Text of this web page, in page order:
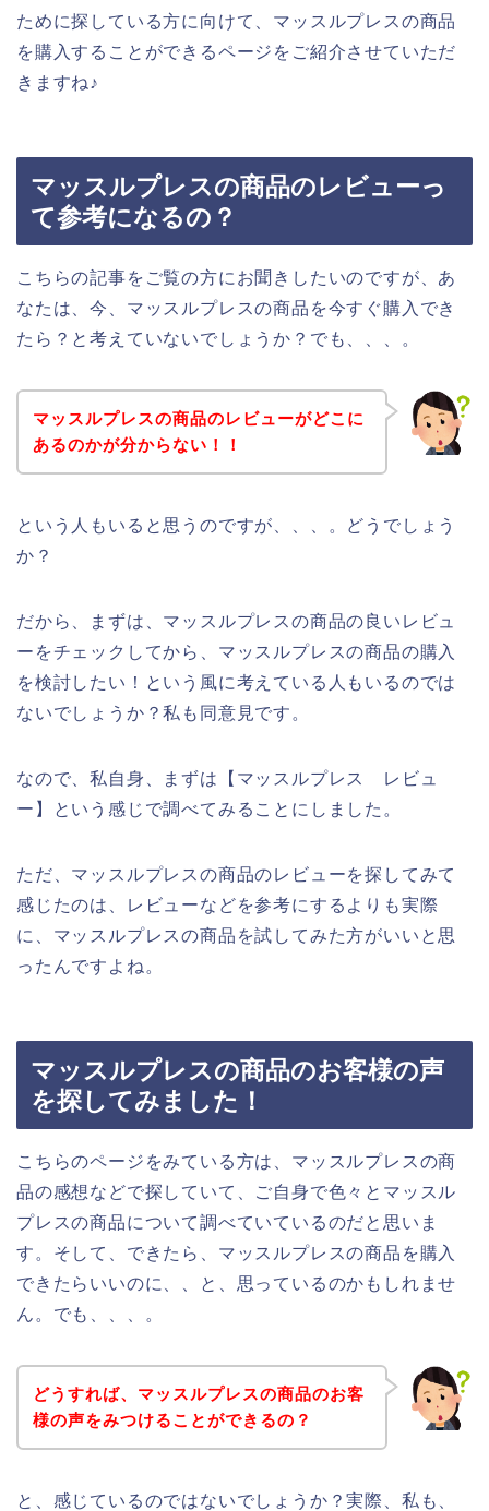
ために探している方に向けて、マッスルプレスの商品
を購入することができるページをご紹介させていただ
きますね♪
マッスルプレスの商品のレビューっ
て参考になるの？
こちらの記事をご覧の方にお聞きしたいのですが、あ
なたは、今、マッスルプレスの商品を今すぐ購入でき
たら？と考えていないでしょうか？でも、、、。
マッスルプレスの商品のレビューがどこに
あるのかが分からない！！
という人もいると思うのですが、、、。どうでしょう
か？
だから、まずは、マッスルプレスの商品の良いレビュ
ーをチェックしてから、マッスルプレスの商品の購入
を検討したい！という風に考えている人もいるのでは
ないでしょうか？私も同意見です。
なので、私自身、まずは【マッスルプレス レビュ
ー】という感じで調べてみることにしました。
ただ、マッスルプレスの商品のレビューを探してみて
感じたのは、レビューなどを参考にするよりも実際
に、マッスルプレスの商品を試してみた方がいいと思
ったんですよね。
マッスルプレスの商品のお客様の声
を探してみました！
こちらのページをみている方は、マッスルプレスの商
品の感想などで探していて、ご自身で色々とマッスル
プレスの商品について調べていているのだと思いま
す。そして、できたら、マッスルプレスの商品を購入
できたらいいのに、、と、思っているのかもしれませ
ん。でも、、、。
どうすれば、マッスルプレスの商品のお客
様の声をみつけることができるの？
と、感じているのではないでしょうか？実際、私も、